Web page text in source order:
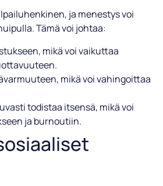
ja menestys voi
Tämä voi johtaa:
mikä voi vaikuttaa
mikä voi vahingoittaa
todistaa itsensä, mikä voi
ja burnoutiin.